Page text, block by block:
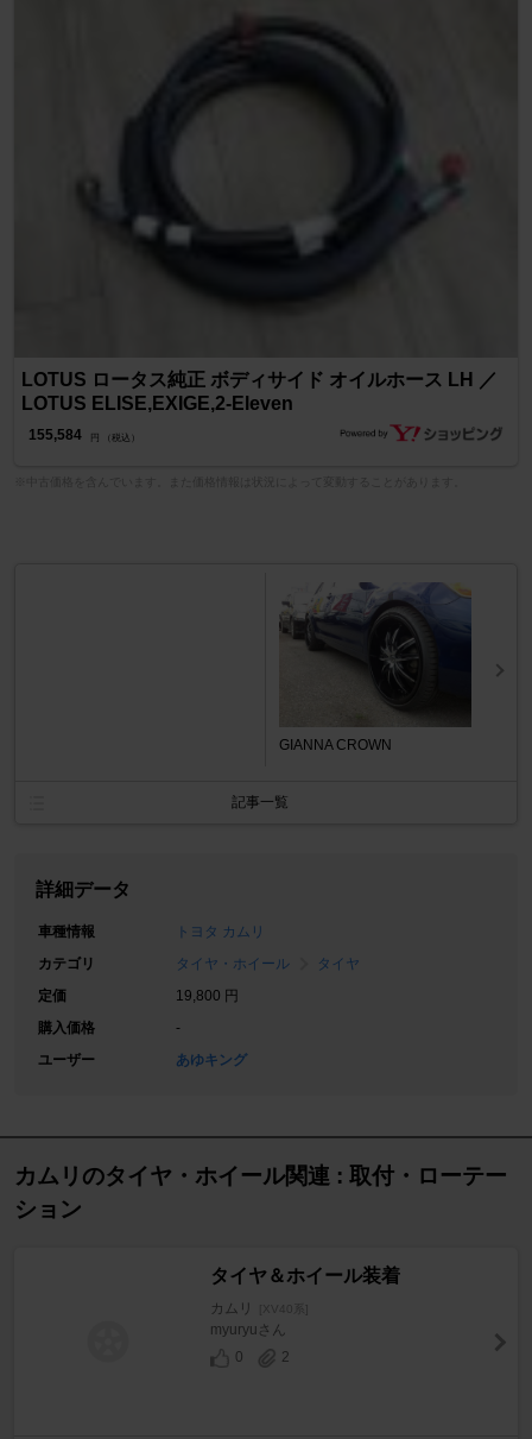
LOTUS ロータス純正 ボディサイド オイルホース LH ／
LOTUS ELISE,EXIGE,2-Eleven
155,584 円 （税込）
GIANNA CROWN
記事一覧
詳細データ
車種情報
トヨタ カムリ
カテゴリ
タイヤ・ホイール
タイヤ
定価
19,800 円
購入価格
-
ユーザー
あゆキング
カムリのタイヤ・ホイール関連 : 取付・ローテー
ション
タイヤ＆ホイール装着
カムリ [XV40系]
myuryuさん
0
2